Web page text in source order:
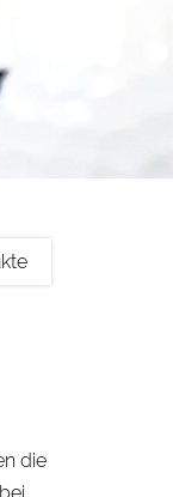
die